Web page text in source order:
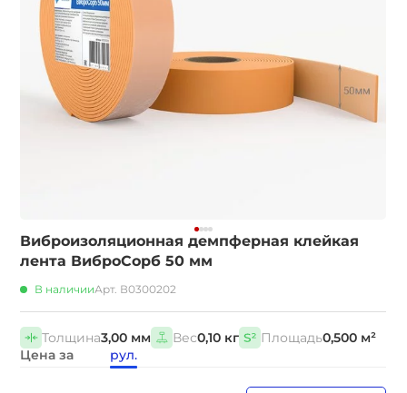
Виброизоляционная демпферная клейкая
лента ВиброСорб 50 мм
В наличииАрт. В0300202
Толщина3,00 мм Вес0,10 кг Площадь0,500 м²
Цена за
рул.